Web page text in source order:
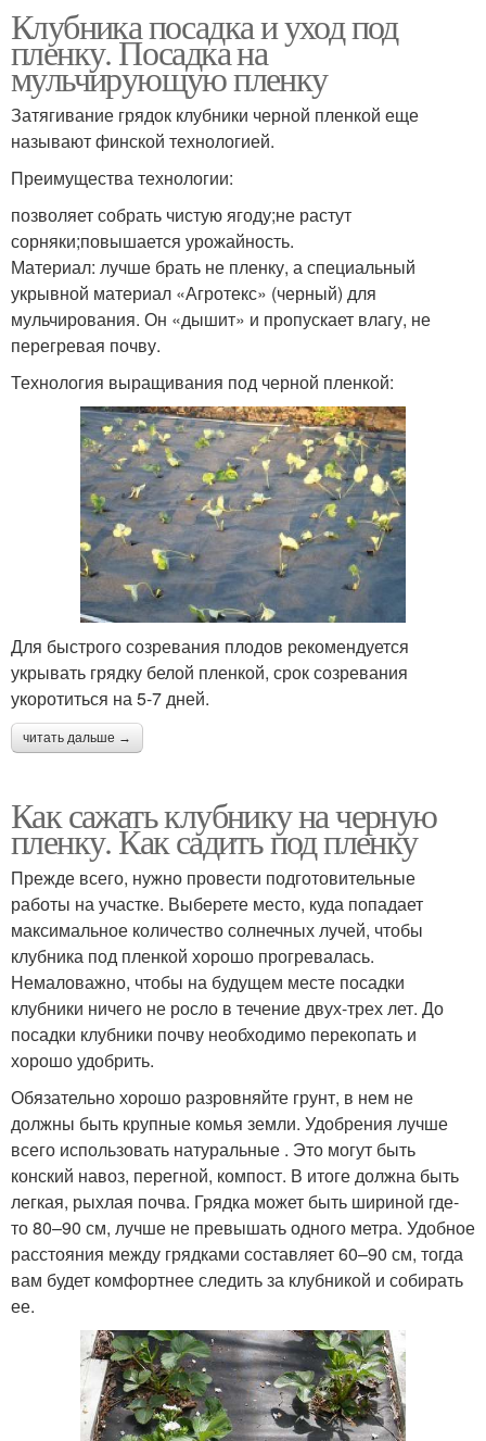
Клубника посадка и уход под
пленку. Посадка на
мульчирующую пленку
Затягивание грядок клубники черной пленкой еще
называют финской технологией.
Преимущества технологии:
позволяет собрать чистую ягоду;не растут
сорняки;повышается урожайность.
Материал: лучше брать не пленку, а специальный
укрывной материал «Агротекс» (черный) для
мульчирования. Он «дышит» и пропускает влагу, не
перегревая почву.
Технология выращивания под черной пленкой:
Для быстрого созревания плодов рекомендуется
укрывать грядку белой пленкой, срок созревания
укоротиться на 5-7 дней.
читать дальше →
Как сажать клубнику на черную
пленку. Как садить под пленку
Прежде всего, нужно провести подготовительные
работы на участке. Выберете место, куда попадает
максимальное количество солнечных лучей, чтобы
клубника под пленкой хорошо прогревалась.
Немаловажно, чтобы на будущем месте посадки
клубники ничего не росло в течение двух-трех лет. До
посадки клубники почву необходимо перекопать и
хорошо удобрить.
Обязательно хорошо разровняйте грунт, в нем не
должны быть крупные комья земли. Удобрения лучше
всего использовать натуральные . Это могут быть
конский навоз, перегной, компост. В итоге должна быть
легкая, рыхлая почва. Грядка может быть шириной где-
то 80–90 см, лучше не превышать одного метра. Удобное
расстояния между грядками составляет 60–90 см, тогда
вам будет комфортнее следить за клубникой и собирать
ее.